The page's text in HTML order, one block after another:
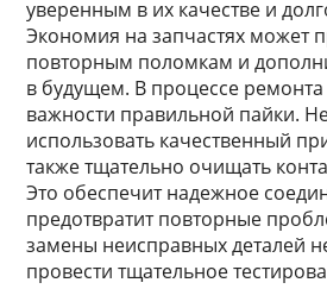
уверенным в их качестве и
Экономия на запчастях может
повторным поломкам и
в будущем. В процессе ремонта
важности правильной пайки.
использовать качественный
также тщательно очищать
Это обеспечит надежное
предотвратит повторные
замены неисправных деталей
провести тщательное